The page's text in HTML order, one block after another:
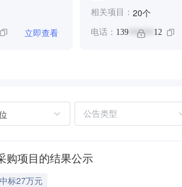
立即查看
相关项目： 20个
电话： 139 ****** 12
购项目的结果公示
中标27万元